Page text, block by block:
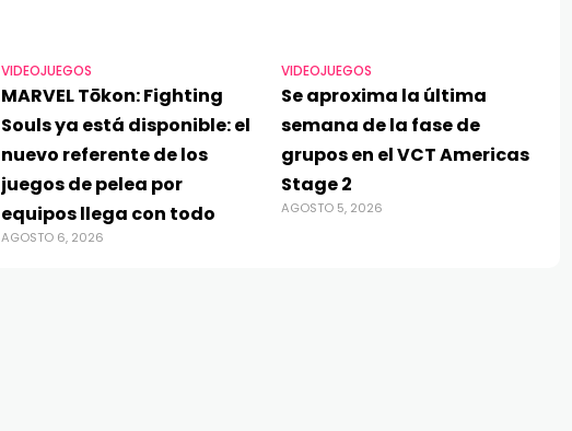
VIDEOJUEGOS
MARVEL Tōkon: Fighting
Souls ya está disponible: el
nuevo referente de los
juegos de pelea por
equipos llega con todo
AGOSTO 6, 2026
VIDEOJUEGOS
Se aproxima la última
semana de la fase de
grupos en el VCT Americas
Stage 2
AGOSTO 5, 2026